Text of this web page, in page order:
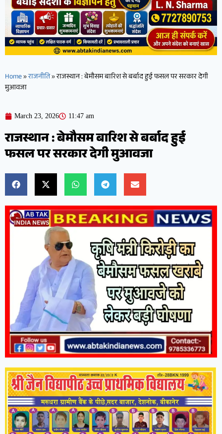
Home»राजनीति»राजस्थान : बेमौसम बारिश से बर्बाद हुई फसल पर सरकार देगी
मुआवजा
March 23, 2026 11:47 am
राजस्थान : बेमौसम बारिश से बर्बाद हुई
फसल पर सरकार देगी मुआवजा